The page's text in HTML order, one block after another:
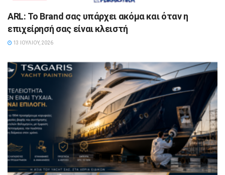
ARL: Το Brand σας υπάρχει ακόμα και όταν η
επιχείρησή σας είναι κλειστή
13 ΙΟΥΛΊΟΥ, 2026